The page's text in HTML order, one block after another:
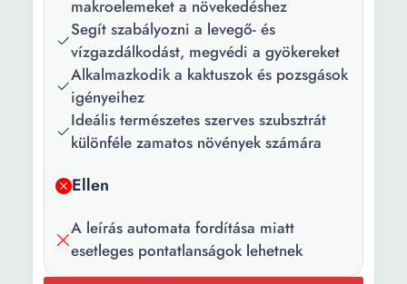
makroelemeket a növekedéshez
Segít szabályozni a levegő- és
vízgazdálkodást, megvédi a gyökereket
Alkalmazkodik a kaktuszok és pozsgások
igényeihez
Ideális természetes szerves szubsztrát
különféle zamatos növények számára
Ellen
A leírás automata fordítása miatt
esetleges pontatlanságok lehetnek